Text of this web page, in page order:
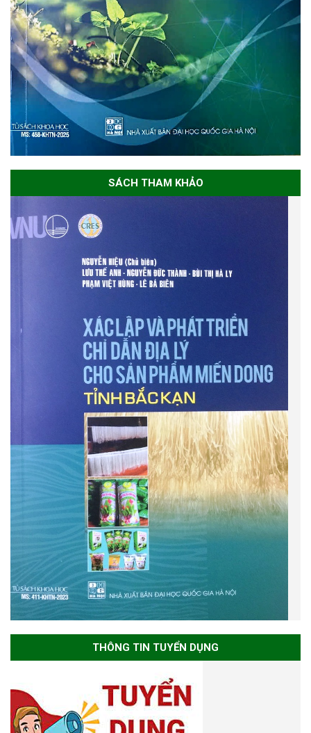
SÁCH THAM KHẢO
THÔNG TIN TUYỂN DỤNG